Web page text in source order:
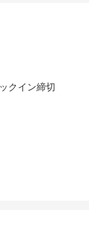
クイン締切
ッククリーチャ